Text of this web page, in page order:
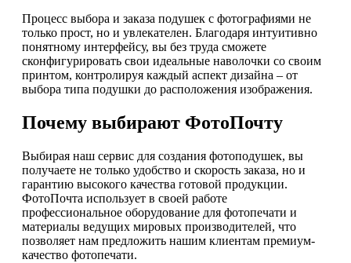
Процесс выбора и заказа подушек с фотографиями не
только прост, но и увлекателен. Благодаря интуитивно
понятному интерфейсу, вы без труда сможете
сконфигурировать свои идеальные наволочки со своим
принтом, контролируя каждый аспект дизайна – от
выбора типа подушки до расположения изображения.
Почему выбирают ФотоПочту
Выбирая наш сервис для создания фотоподушек, вы
получаете не только удобство и скорость заказа, но и
гарантию высокого качества готовой продукции.
ФотоПочта использует в своей работе
профессиональное оборудование для фотопечати и
материалы ведущих мировых производителей, что
позволяет нам предложить нашим клиентам премиум-
качество фотопечати.